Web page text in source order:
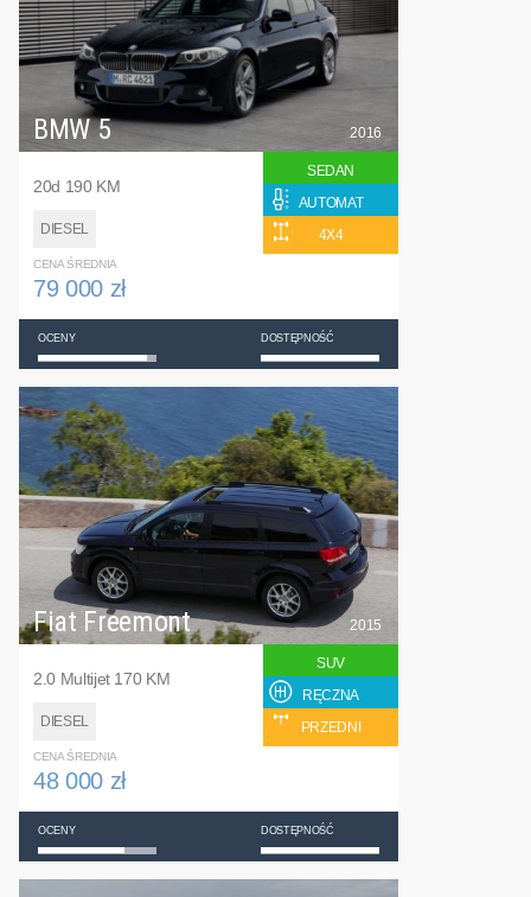
BMW 5
20d 190 KM
DIESEL
2016
SEDAN
AUTOMAT
4X4
CENA ŚREDNIA
79 000 zł
OCENY DOSTĘPNOŚĆ
Fiat Freemont
2.0 Multijet 170 KM
DIESEL
2015
SUV
RĘCZNA
PRZEDNI
CENA ŚREDNIA
48 000 zł
OCENY DOSTĘPNOŚĆ